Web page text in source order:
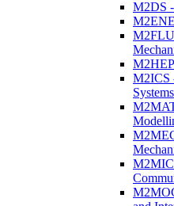
M2DS
M2ICS
Systems